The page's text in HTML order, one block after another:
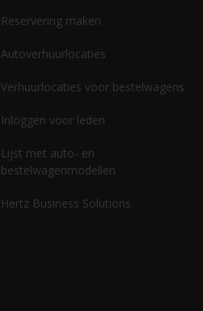
Reservering maken
Autoverhuurlocaties
Verhuurlocaties voor bestelwagens
Inloggen voor leden
Lijst met auto- en
bestelwagenmodellen
Hertz Business Solutions